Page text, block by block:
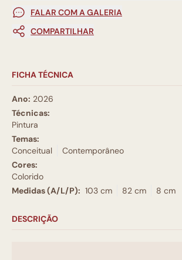
FALAR COM A GALERIA
COMPARTILHAR
FICHA TÉCNICA
Ano: 2026
Técnicas:
Pintura
Temas:
Conceitual
Contemporâneo
Cores:
Colorido
Medidas (A/L/P): 103 cm 82 cm 8 cm
DESCRIÇÃO